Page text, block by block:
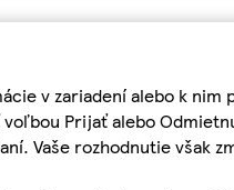
v zariadení alebo k
Prijať alebo
Vaše rozhodnutie však